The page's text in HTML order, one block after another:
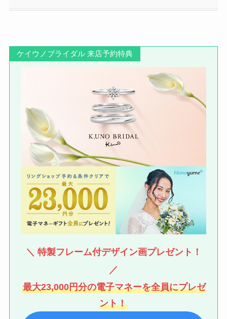
ケイウノブライダル 来店予約特典
＼ 特製フレーム付デザイン画プレゼント！
／
最大23,000円分の電子マネーを全員にプレゼ
ント！